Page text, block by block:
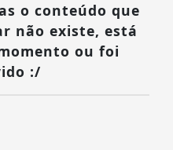
o conteúdo que
não existe, está
ou foi
:/